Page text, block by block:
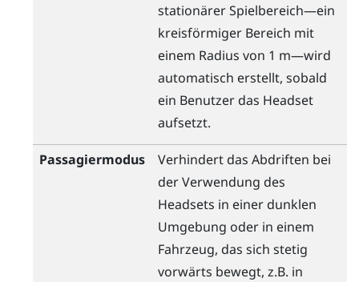
stationärer Spielbereich—ein
kreisförmiger Bereich mit
einem Radius von 1 m—wird
automatisch erstellt, sobald
ein Benutzer das Headset
aufsetzt.
Passagiermodus
Verhindert das Abdriften bei
der Verwendung des
Headsets in einer dunklen
Umgebung oder in einem
Fahrzeug, das sich stetig
vorwärts bewegt, z.B. in